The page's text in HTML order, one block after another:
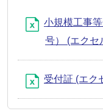
小規模工事
号） (エクセ
受付証 (エク